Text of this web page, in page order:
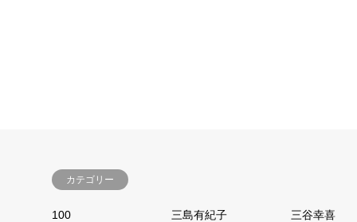
カテゴリー
100 三島有紀子 三谷幸喜